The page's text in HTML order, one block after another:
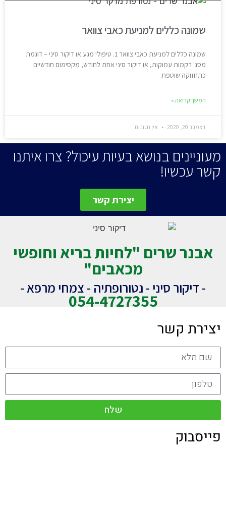
שמונה כללים למניעת כאבי צוואר
שמונה כללים למניעת כאבי צוואר 1. טיפולי מגע או דיקור סיני – דוגמת
מסג' רקמות עמוקות, או דיקור סיני אחת לחודש, מקסימום חודשיים
כתחזוקה שוטפת
המשך קריאה »
דצמבר 20, 2020 אין תגובות
מעוניינים בנושא בעיות עיכול? צרו איתנו
קשר עכשיו!
יצירת קשר
אבנר שרים "לחיות בריא וחופשי
מכאבים"
- דיקור סיני - נטורופתיה - צמחי מרפא -
054-4727355
יצירת קשר
שלח
פייסבוק